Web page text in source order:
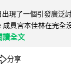
現了一個引發廣泛
成員宮本佳林在完全
讀全文
分享